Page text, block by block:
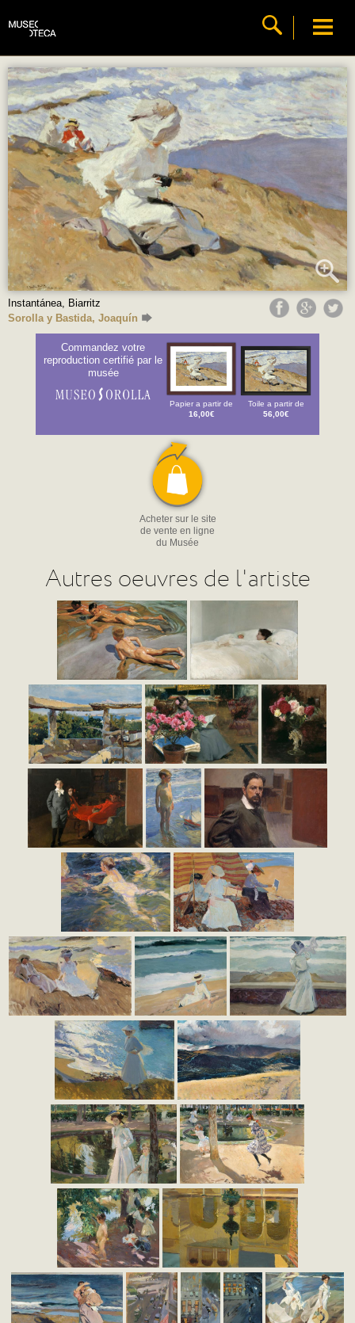
Instantánea, Biarritz
Sorolla y Bastida, Joaquín
Commandez votre
reproduction certifié par le
musée
Papier a partir de
16,00€
Toile a partir de
56,00€
Acheter sur le site
de vente en ligne
du Musée
Autres oeuvres de l'artiste